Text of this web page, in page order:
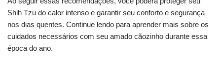
Shih Tzu do calor intenso e garantir seu conforto e segurança
nos dias quentes. Continue lendo para aprender mais sobre os
cuidados necessários com seu amado cãozinho durante essa
época do ano.